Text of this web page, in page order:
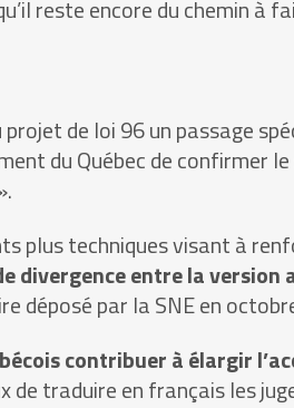
reste encore du chemin à
de loi 96 un passage
du Québec de confirmer
plus techniques visant à
divergence entre la
déposé par la SNE en
contribuer à élargir
traduire en français les